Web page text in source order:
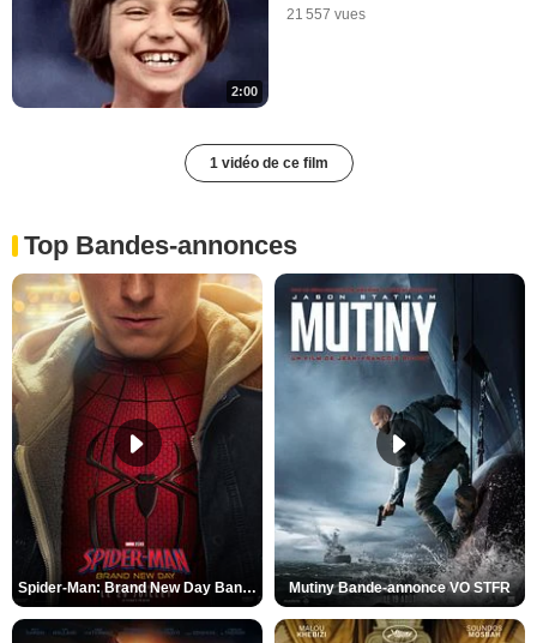
2:00
21 557 vues
1 vidéo de ce film
Top Bandes-annonces
Spider-Man: Brand New Day Bande-annonce VO STFR Mutiny Bande-annonce VO STFR